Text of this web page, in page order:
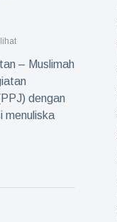
– Muslimah
dengan
menuliska